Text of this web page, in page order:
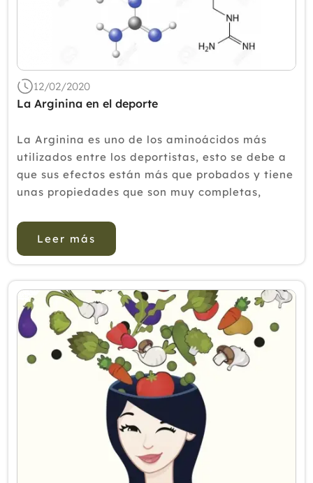
12/02/2020
La Arginina en el deporte
La Arginina es uno de los aminoácidos más
utilizados entre los deportistas, esto se debe a
que sus efectos están más que probados y tiene
unas propiedades que son muy completas,
por esto que resulta una elecci&oacut...
Leer más